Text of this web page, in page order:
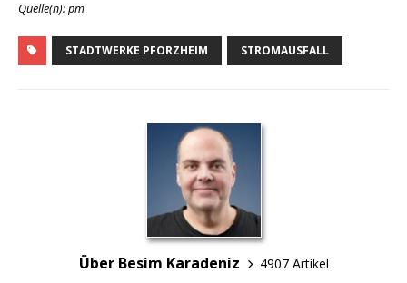
Quelle(n): pm
STADTWERKE PFORZHEIM STROMAUSFALL
Über Besim Karadeniz
4907 Artikel